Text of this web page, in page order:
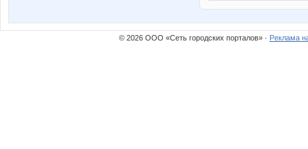
© 2026 ООО «Сеть городских порталов» · Реклама